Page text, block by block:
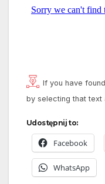
If you have
by selecting that text
Udostępnij to:
Facebook
WhatsApp